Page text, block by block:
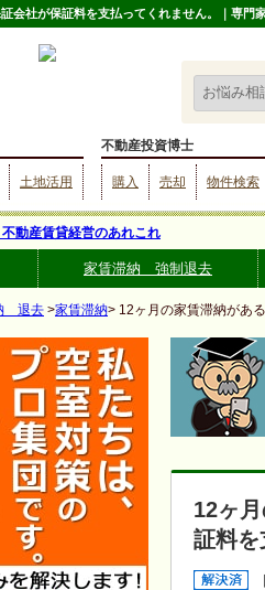
会社が保証料を支払ってくれません。｜専門
土地活用
不動産投資博士
購入 売却 物件検索
不動産賃貸経営のあれこれ
家賃滞納 強制退去
退去 >家賃滞納> 12ヶ月の家賃滞納があ
12ヶ
証料を